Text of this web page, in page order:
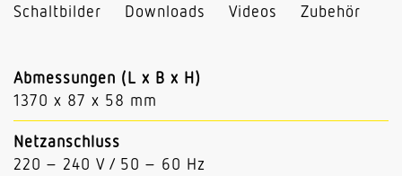
Schaltbilder Downloads Videos Zubehör
Abmessungen (L x B x H)
1370 x 87 x 58 mm
Netzanschluss
220 – 240 V / 50 – 60 Hz